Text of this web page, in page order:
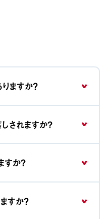
ますか？
されますか？
か？
すか？